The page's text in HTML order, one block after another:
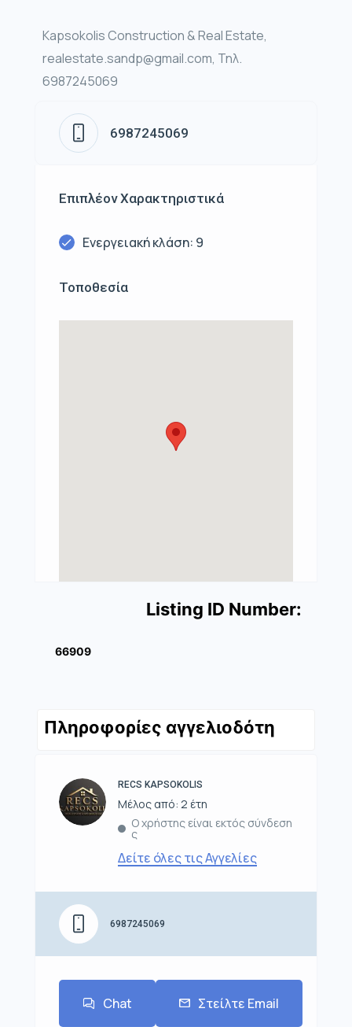
Kapsokolis Construction & Real Estate,
realestate.sandp@gmail.com, Τηλ.
6987245069
6987245069
Επιπλέον Χαρακτηριστικά
Ενεργειακή κλάση: 9
Τοποθεσία
Listing ID Number:
66909
Πληροφορίες αγγελιοδότη
RECS KAPSOKOLIS
Μέλος από: 2 έτη
Ο χρήστης είναι εκτός σύνδεση
ς
Δείτε όλες τις Αγγελίες
6987245069
Chat Στείλτε Email